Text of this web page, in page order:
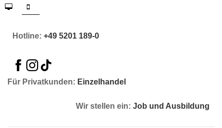
Hotline: +49 5201 189-0
Für Privatkunden: Einzelhandel
Wir stellen ein: Job und Ausbildung